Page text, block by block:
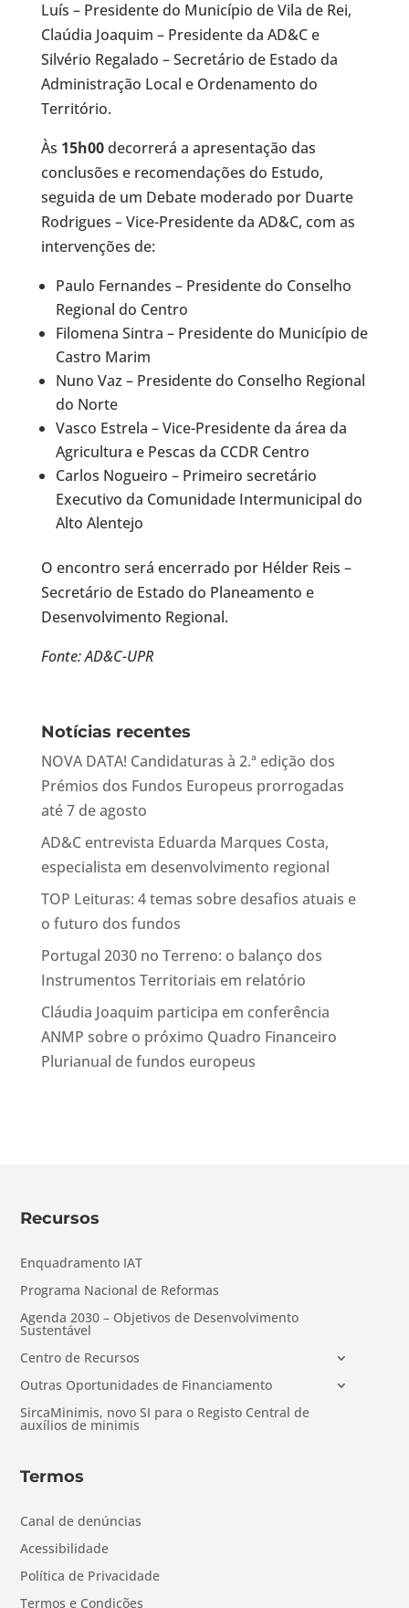
Luís – Presidente do Município de Vila de Rei,
Claúdia Joaquim – Presidente da AD&C e
Silvério Regalado – Secretário de Estado da
Administração Local e Ordenamento do
Território.
Às 15h00decorrerá a apresentação das
conclusões e recomendações do Estudo,
seguida de um Debate moderado por Duarte
Rodrigues – Vice-Presidente da AD&C, com as
intervenções de:
Paulo Fernandes – Presidente do Conselho
Regional do Centro
Filomena Sintra – Presidente do Município de
Castro Marim
Nuno Vaz – Presidente do Conselho Regional
do Norte
Vasco Estrela – Vice-Presidente da área da
Agricultura e Pescas da CCDR Centro
Carlos Nogueiro – Primeiro secretário
Executivo da Comunidade Intermunicipal do
Alto Alentejo
O encontro será encerrado por Hélder Reis –
Secretário de Estado do Planeamento e
Desenvolvimento Regional.
Fonte: AD&C-UPR
Notícias recentes
NOVA DATA! Candidaturas à 2.ª edição dos
Prémios dos Fundos Europeus prorrogadas
até 7 de agosto
AD&C entrevista Eduarda Marques Costa,
especialista em desenvolvimento regional
TOP Leituras: 4 temas sobre desafios atuais e
o futuro dos fundos
Portugal 2030 no Terreno: o balanço dos
Instrumentos Territoriais em relatório
Cláudia Joaquim participa em conferência
ANMP sobre o próximo Quadro Financeiro
Plurianual de fundos europeus
Recursos
Enquadramento IAT
Programa Nacional de Reformas
Agenda 2030 – Objetivos de Desenvolvimento
Sustentável
Centro de Recursos
Outras Oportunidades de Financiamento
SircaMinimis, novo SI para o Registo Central de
auxílios de minimis
Termos
Canal de denúncias
Acessibilidade
Política de Privacidade
Termos e Condições